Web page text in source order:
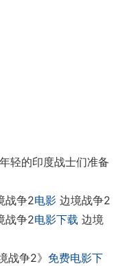
的印度战士们准备
战争2电影 边境战争2
战争2电影下载 边境
战争2》 免费电影下